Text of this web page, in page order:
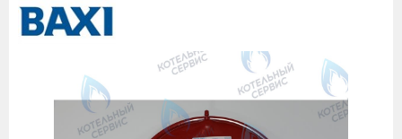
Изображения
товаров